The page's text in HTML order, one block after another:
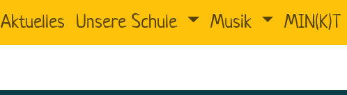
Aktuelles Unsere Schule Musik MIN(K)T